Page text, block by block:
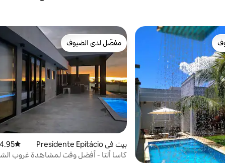
مفضّل لدى الضيوف
مفضّل لدى الضيوف
بيت في Presidente Epitácio متوسط التقييم
4.95 (40)
كاسا ألتا - أفضل وقت لمشاهدة غروب